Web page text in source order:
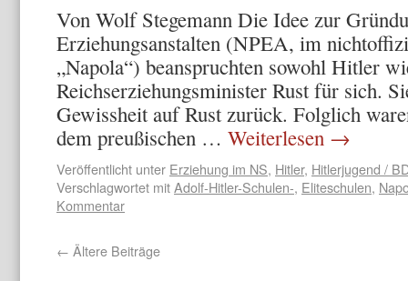
Von Wolf Stegemann Die Idee zur
Erziehungsanstalten (NPEA, im
„Napola“) beanspruchten sowohl Hitler
Reichserziehungsminister Rust für sich.
Gewissheit auf Rust zurück. Folglich
dem preußischen … Weiterlesen →
Veröffentlicht unter Erziehung im NS, Hitler, Hitlerjugend /
Verschlagwortet mitAdolf-Hitler-Schulen-, Eliteschulen,
Kommentar
← Ältere Beiträge